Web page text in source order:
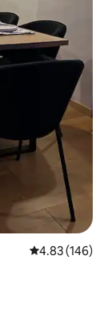
평점 4.83점(5
4.83 (146)